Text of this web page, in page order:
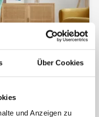
Über Cookies
und Anzeigen zu
Darauf